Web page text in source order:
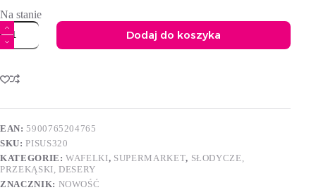
Na stanie
ilość
Sudetki
śmietankowe
320g
Dodaj do koszyka
t
r
a
t
i
v
e
EAN:5900765204765
SKU:PISUS320
KATEGORIE:WAFELKI, SUPERMARKET, SŁODYCZE,
PRZEKĄSKI, DESERY
ZNACZNIK: NOWOŚĆ